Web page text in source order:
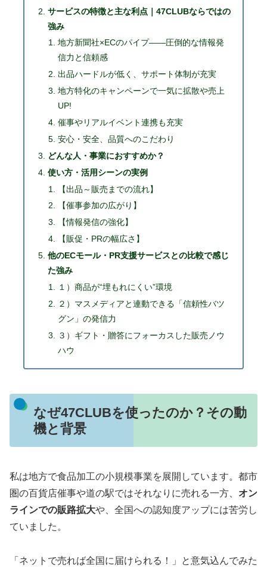
サービスの特徴と主な利点｜47CLUBならではの
強み
地方新聞社×ECのパイプ――圧倒的な情報発
信力と信頼感
出品ハードルが低く、サポート体制が充実
地方特化のキャンペーンで一気に拡散や売上
UP!
催事やリアルイベント連携も充実
安心・安全、品質へのこだわり
どんな人・事業におすすめか？
使い方・活用シーンの実例
【出品～販売までの流れ】
【催事参加の広がり】
【情報発信の強化】
【販促・PRの幅広さ】
他のECモール・PR支援サービスとの比較で感じ
た強み
１）商品が“埋もれにくい”環境
２）マスメディアと連動できる「信頼性バツ
グン」の発信力
３）ギフト・贈答にフォーカスした販売ノウ
ハウ
なぜ47CLUBを使ったのか？その動
機と背景
私は地方で食品加工の小規模事業を展開しています。都市
圏の百貨店催事や道の駅ではそれなりに売れる一方、 オン
ラインでの販路拡大や、全国への認知度アップには苦労し
ていました。
「ネットで売れば全国に届けられる！」と意気込んでみた